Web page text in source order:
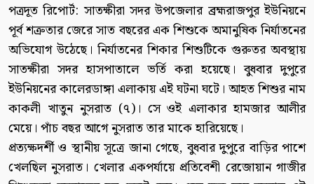
পত্রদূত রিপোর্ট: সাতক্ষীরা সদর উপজেলার ব্রহ্মরাজপুর ইউনিয়নে
পূর্ব শত্রুতার জেরে সাত বছরের এক শিশুকে অমানুষিক নির্যাতনের
অভিযোগ উঠেছে। নির্যাতনের শিকার শিশুটিকে গুরুতর অবস্থায়
সাতক্ষীরা সদর হাসপাতালে ভর্তি করা হয়েছে। বুধবার দুপুরে
ইউনিয়নের কালেরডাঙ্গা এলাকায় এই ঘটনা ঘটে। আহত শিশুর নাম
কাকলী খাতুন নুসরাত (৭)। সে ওই এলাকার হামজার আলীর
মেয়ে। পাঁচ বছর আগে নুসরাত তার মাকে হারিয়েছে।
প্রত্যক্ষদর্শী ও স্থানীয় সূত্রে জানা গেছে, বুধবার দুপুরে বাড়ির পাশে
খেলছিল নুসরাত। খেলার একপর্যায়ে প্রতিবেশী রেজোয়ান গাজীর